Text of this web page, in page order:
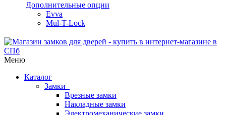
Дополнительные опции
Evva
Mul-T-Lock
Меню
Каталог
Замки
Врезные замки
Накладные замки
Электромеханические замки